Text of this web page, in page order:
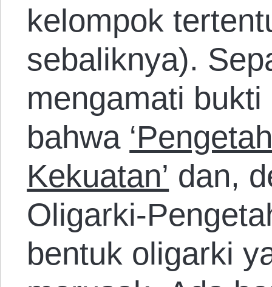
kelompok
sebaliknya).
mengamati
bahwa
Kekuatan’ dan,
Oligarki-
bentuk oligarki